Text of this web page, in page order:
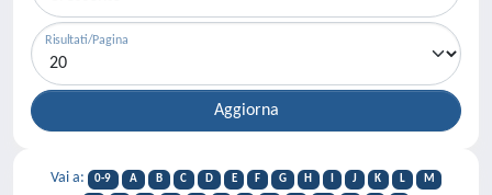
Risultati/Pagina
Vai a: 0-9 A B C D E F G H J K L
M